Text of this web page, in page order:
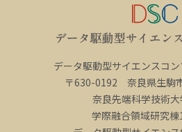
データ駆動型サイエンスコ
〒630-0192 奈良県生駒
奈良先端科学技術
学際融合領域研究